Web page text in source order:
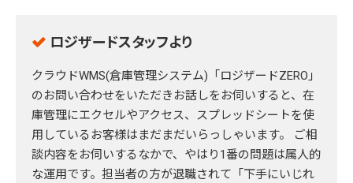
ロジザードスタッフより
クラウドWMS(倉庫管理システム)「ロジザードZERO」
のお問い合わせをいただきお話しをお伺いすると、在
庫管理にエクセルやアクセス、スプレッドシートを使
用しているお客様はまだまだいらっしゃいます。 ご相
談内容をお伺いするなかで、やはり1番の問題は属人的
な運用です。担当者の方が退職されて「下手にいじれ